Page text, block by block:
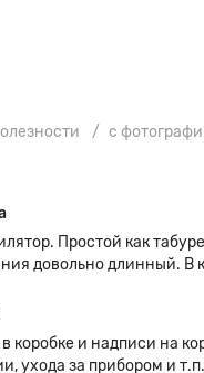
с
Простой как
довольно длинный. В
коробке и надписи на
ухода за прибором и